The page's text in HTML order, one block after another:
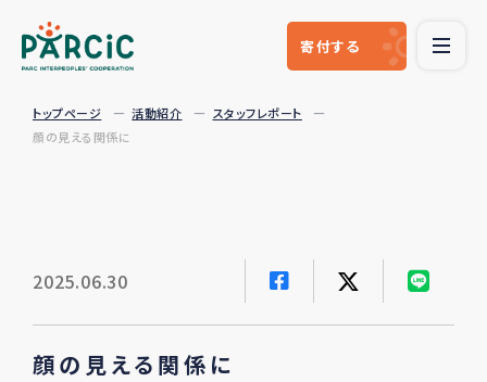
寄付する
トップページ 活動紹介
スタッフレポート
顔の見える関係に
2025.06.30
顔の見える関係に